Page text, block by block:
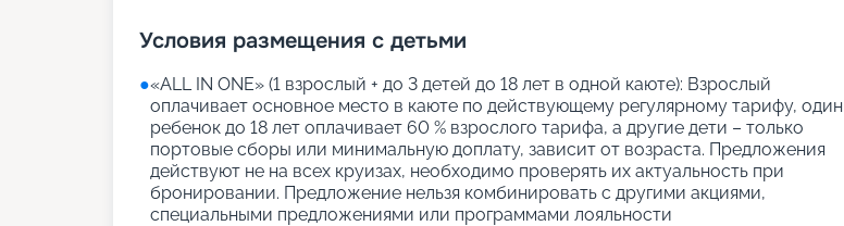
Условия размещения с детьми
●«АLL IN ONE» (1 взрослый + до 3 детей до 18 лет в одной каюте): Взрослый
оплачивает основное место в каюте по действующему регулярному тарифу, один
ребенок до 18 лет оплачивает 60 % взрослого тарифа, а другие дети – только
портовые сборы или минимальную доплату, зависит от возраста. Предложения
действуют не на всех круизах, необходимо проверять их актуальность при
бронировании. Предложение нельзя комбинировать с другими акциями,
специальными предложениями или программами лояльности